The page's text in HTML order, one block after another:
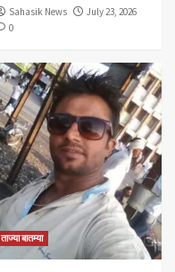
Sahasik News
July 23, 2026
0
ताज्या बातम्या